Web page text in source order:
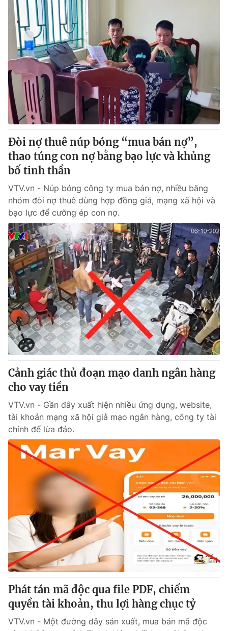
Đòi nợ thuê núp bóng “mua bán nợ”,
thao túng con nợ bằng bạo lực và khủng
bố tinh thần
VTV.vn - Núp bóng công ty mua bán nợ, nhiều băng
nhóm đòi nợ thuê dùng hợp đồng giả, mạng xã hội và
bạo lực để cưỡng ép con nợ.
Cảnh giác thủ đoạn mạo danh ngân hàng
cho vay tiền
VTV.vn - Gần đây xuất hiện nhiều ứng dụng, website,
tài khoản mạng xã hội giả mạo ngân hàng, công ty tài
chính để lừa đảo.
Phát tán mã độc qua file PDF, chiếm
quyền tài khoản, thu lợi hàng chục tỷ
VTV.vn - Một đường dây sản xuất, mua bán mã độc